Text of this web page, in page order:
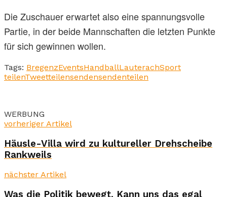
Die Zuschauer erwartet also eine spannungsvolle
Partie, in der beide Mannschaften die letzten Punkte
für sich gewinnen wollen.
Tags: BregenzEventsHandballLauterachSport
teilenTweetteilensendensendenteilen
WERBUNG
vorheriger Artikel
Häusle-Villa wird zu kultureller Drehscheibe
Rankweils
nächster Artikel
Was die Politik bewegt. Kann uns das egal